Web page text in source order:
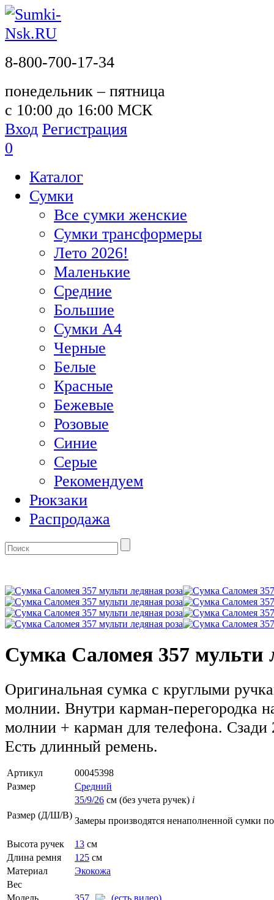
8-800-700-17-34
понедельник – пятница
с 10:00 до 16:00 МСК
Вход Регистрация
0
Каталог
Сумки
Все сумки женские
Сумки трансформеры
Лето 2026!
Маленькие
Средние
Большие
Сумки А4
Черные
Белые
Красные
Бежевые
Розовые
Синие
Серые
Рекомендуем
Рюкзаки
Распродажа
Сумка Саломея 357 мульти
Оригинальная сумка с круглыми
молнии. Внутри карман-перегородка
молнии + карман для телефона.
Есть длинный ремень.
Артикул
00045398
Размер
Средний
Размер (Д/Ш/В)
35/9/26 см (без учета ручек) i
Замеры производятся ненаполненной сумки
Высота ручек 13 см
Длина ремня
125 см
Материал
Экокожа
Вес
Модель
357
(есть видео)